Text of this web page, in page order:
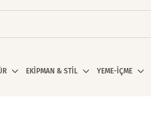
EKİPMAN & STİL YEME-İÇME